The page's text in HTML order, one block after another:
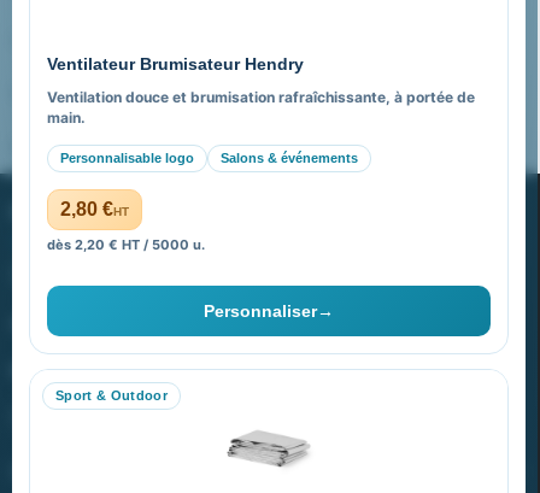
Ventilateur Brumisateur Hendry
Ventilation douce et brumisation rafraîchissante, à portée de
main.
Personnalisable logo Salons & événements
2,80 €HT
dès 2,20 € HT / 5000 u.
Personnaliser→
Sport & Outdoor
FAQ sur Promenoch Goodies Pub France
Pourquoi ça a marché à 100% pour moi ?
PROMENOCH GOODIES
40 rue Madeleine Michelis
92 200 Neuilly